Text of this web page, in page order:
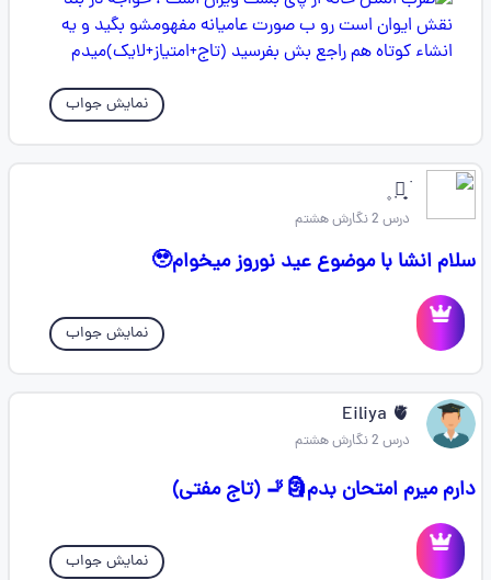
نمایش جواب
࣪ 𓇼̟ ٜ ۪
درس 2 نگارش هشتم
سلام انشا با موضوع عید نوروز میخوام🥹
نمایش جواب
Eiliya 🫀
درس 2 نگارش هشتم
دارم میرم امتحان بدم🗿🚬 (تاج مفتی)
نمایش جواب